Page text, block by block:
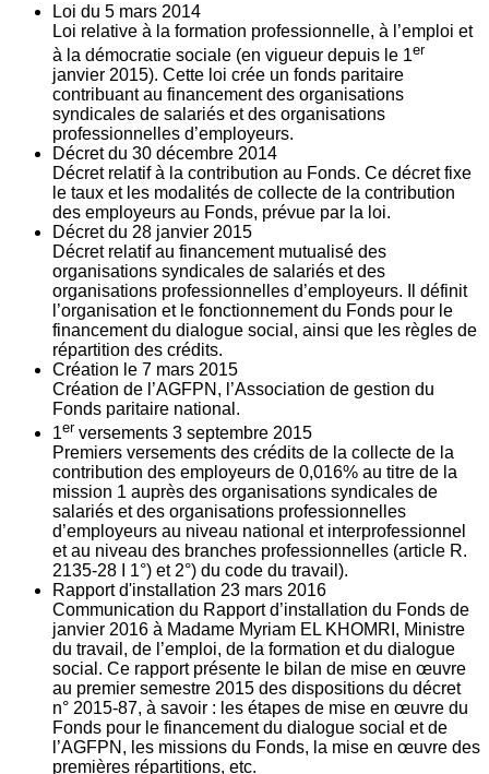
Loi du 5 mars 2014
Loi relative à la formation professionnelle, à l’emploi et
à la démocratie sociale (en vigueur depuis le 1er
janvier 2015). Cette loi crée un fonds paritaire
contribuant au financement des organisations
syndicales de salariés et des organisations
professionnelles d’employeurs.
Décret du 30 décembre 2014
Décret relatif à la contribution au Fonds. Ce décret fixe
le taux et les modalités de collecte de la contribution
des employeurs au Fonds, prévue par la loi.
Décret du 28 janvier 2015
Décret relatif au financement mutualisé des
organisations syndicales de salariés et des
organisations professionnelles d’employeurs. Il définit
l’organisation et le fonctionnement du Fonds pour le
financement du dialogue social, ainsi que les règles de
répartition des crédits.
Création le 7 mars 2015
Création de l’AGFPN, l’Association de gestion du
Fonds paritaire national.
1er versements 3 septembre 2015
Premiers versements des crédits de la collecte de la
contribution des employeurs de 0,016% au titre de la
mission 1 auprès des organisations syndicales de
salariés et des organisations professionnelles
d’employeurs au niveau national et interprofessionnel
et au niveau des branches professionnelles (article R.
2135‐28 I 1°) et 2°) du code du travail).
Rapport d'installation 23 mars 2016
Communication du Rapport d’installation du Fonds de
janvier 2016 à Madame Myriam EL KHOMRI, Ministre
du travail, de l’emploi, de la formation et du dialogue
social. Ce rapport présente le bilan de mise en œuvre
au premier semestre 2015 des dispositions du décret
n° 2015-87, à savoir : les étapes de mise en œuvre du
Fonds pour le financement du dialogue social et de
l’AGFPN, les missions du Fonds, la mise en œuvre des
premières répartitions, etc.